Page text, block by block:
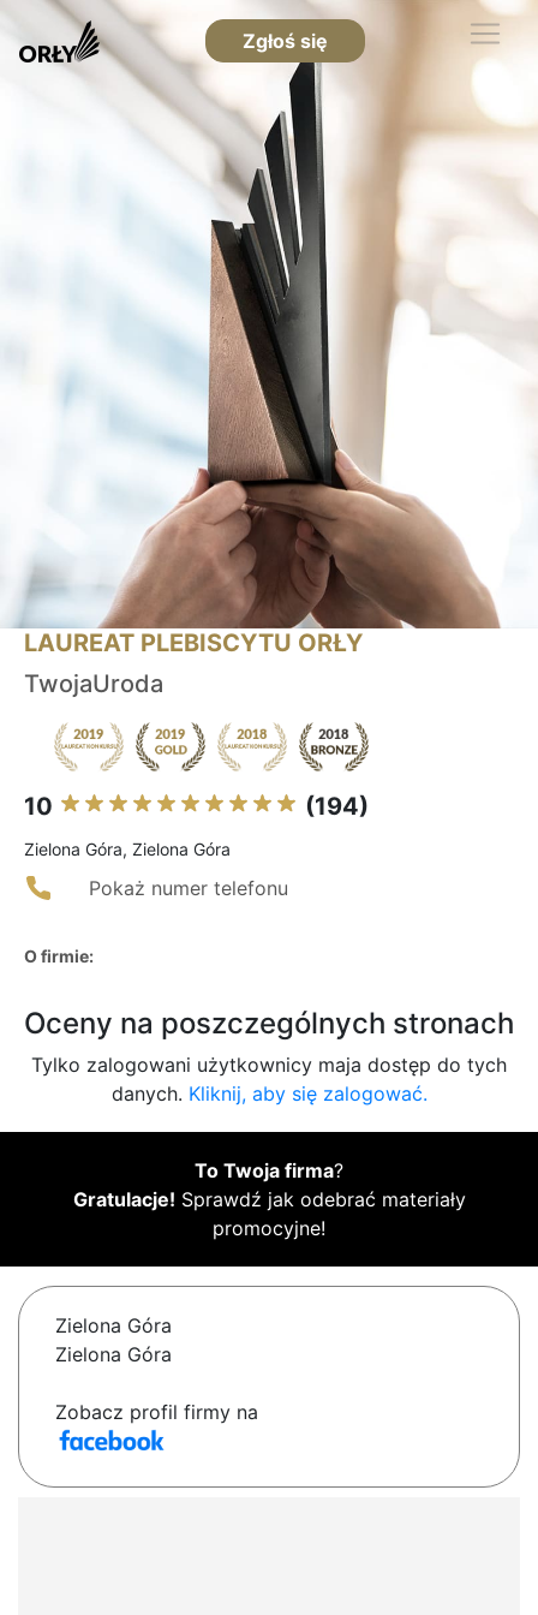
Zgłoś się
LAUREAT PLEBISCYTU ORŁY
TwojaUroda
10 (194)
Zielona Góra, Zielona Góra
Pokaż numer telefonu
O firmie:
Oceny na poszczególnych stronach
Tylko zalogowani użytkownicy maja dostęp do tych
danych. Kliknij, aby się zalogować.
To Twoja firma?
Gratulacje! Sprawdź jak odebrać materiały
promocyjne!
Zielona Góra
Zielona Góra
Zobacz profil firmy na